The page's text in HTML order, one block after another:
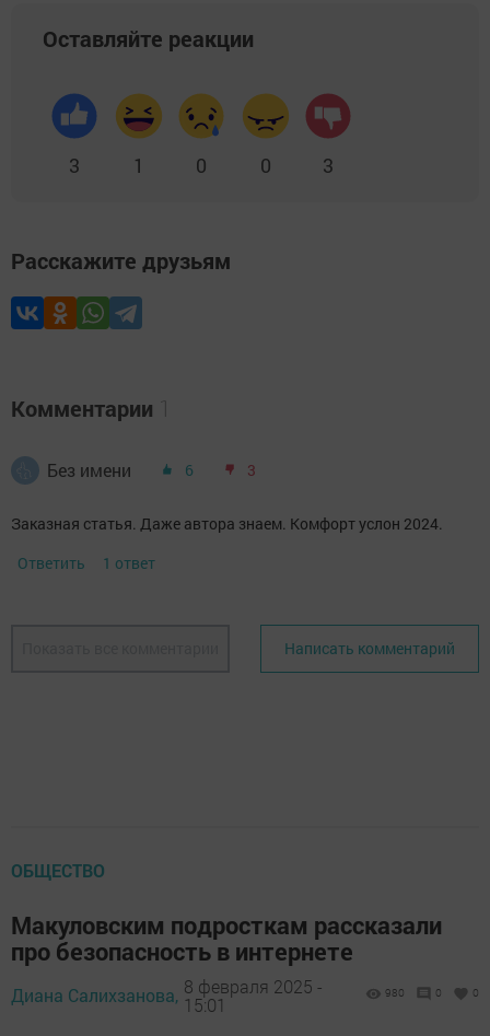
Оставляйте реакции
3 1 0 0 3
Расскажите друзьям
Комментарии
Без имени 6 3
Заказная статья. Даже автора знаем. Комфорт услон 2024.
Ответить
1 ответ
Написать комментарий
ОБЩЕСТВО
Макуловским подросткам рассказали
про безопасность в интернете
Диана Салихзанова, 8 февраля 2025 -
15:01
980 0 0